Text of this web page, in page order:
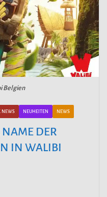
Belgien
NEWS NEUHEITEN NEWS
NAME DER
IN WALIBI